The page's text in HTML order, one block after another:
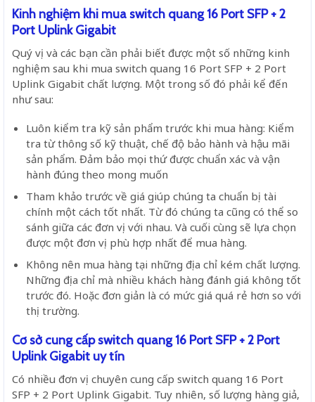
Kinh nghiệm khi mua switch quang 16 Port SFP + 2
Port Uplink Gigabit
Quý vị và các bạn cần phải biết được một số những kinh
nghiệm sau khi mua switch quang 16 Port SFP + 2 Port
Uplink Gigabit chất lượng. Một trong số đó phải kể đến
như sau:
Luôn kiểm tra kỹ sản phẩm trước khi mua hàng: Kiểm
tra từ thông số kỹ thuật, chế độ bảo hành và hậu mãi
sản phẩm. Đảm bảo mọi thứ được chuẩn xác và vận
hành đúng theo mong muốn
Tham khảo trước về giá giúp chúng ta chuẩn bị tài
chính một cách tốt nhất. Từ đó chúng ta cũng có thể so
sánh giữa các đơn vị với nhau. Và cuối cùng sẽ lựa chọn
được một đơn vị phù hợp nhất để mua hàng.
Không nên mua hàng tại những địa chỉ kém chất lượng.
Những địa chỉ mà nhiều khách hàng đánh giá không tốt
trước đó. Hoặc đơn giản là có mức giá quá rẻ hơn so với
thị trường.
Cơ sở cung cấp switch quang 16 Port SFP + 2 Port
Uplink Gigabit uy tín
Có nhiều đơn vị chuyên cung cấp switch quang 16 Port
SFP + 2 Port Uplink Gigabit. Tuy nhiên, số lượng hàng giả,